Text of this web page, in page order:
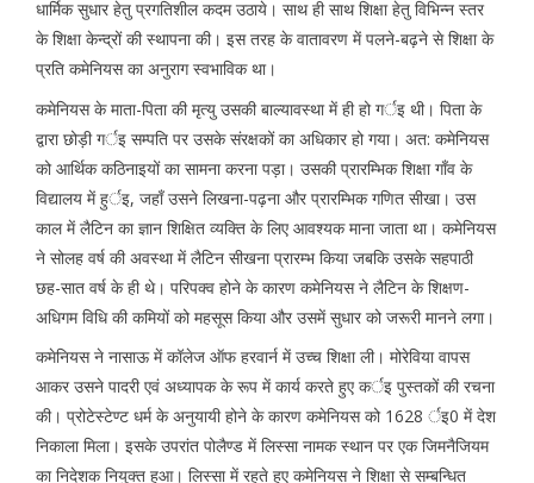
धार्मिक सुधार हेतु प्रगतिशील कदम उठाये। साथ ही साथ शिक्षा हेतु विभिन्न स्तर
के शिक्षा केन्द्रों की स्थापना की। इस तरह के वातावरण में पलने-बढ़ने से शिक्षा के
प्रति कमेनियस का अनुराग स्वभाविक था।
कमेनियस के माता-पिता की मृत्यु उसकी बाल्यावस्था में ही हो गर्इ थी। पिता के
द्वारा छोड़ी गर्इ सम्पति पर उसके संरक्षकों का अधिकार हो गया। अत: कमेनियस
को आर्थिक कठिनाइयों का सामना करना पड़ा। उसकी प्रारम्भिक शिक्षा गाँव के
विद्यालय में हुर्इ, जहाँ उसने लिखना-पढ़ना और प्रारम्भिक गणित सीखा। उस
काल में लैटिन का ज्ञान शिक्षित व्यक्ति के लिए आवश्यक माना जाता था। कमेनियस
ने सोलह वर्ष की अवस्था में लैटिन सीखना प्रारम्भ किया जबकि उसके सहपाठी
छह-सात वर्ष के ही थे। परिपक्व होने के कारण कमेनियस ने लैटिन के शिक्षण-
अधिगम विधि की कमियों को महसूस किया और उसमें सुधार को जरूरी मानने लगा।
कमेनियस ने नासाऊ में कॉलेज ऑफ हरवार्न में उच्च शिक्षा ली। मोरेविया वापस
आकर उसने पादरी एवं अध्यापक के रूप में कार्य करते हुए कर्इ पुस्तकों की रचना
की। प्रोटेस्टेण्ट धर्म के अनुयायी होने के कारण कमेनियस को 1628 र्इ0 में देश
निकाला मिला। इसके उपरांत पोलैण्ड में लिस्सा नामक स्थान पर एक जिमनैजियम
का निदेशक नियुक्त हुआ। लिस्सा में रहते हुए कमेनियस ने शिक्षा से सम्बन्धित